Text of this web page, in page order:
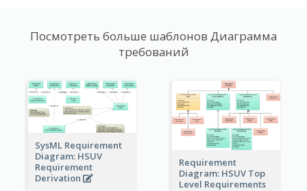
Посмотреть больше шаблонов Диаграмма
требований
SysML Requirement
Diagram: HSUV
Requirement
Derivation
Requirement
Diagram: HSUV Top
Level Requirements